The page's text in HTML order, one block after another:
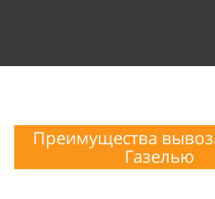
Преимущества
Газелью